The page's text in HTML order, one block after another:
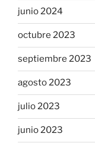
junio 2024
octubre 2023
septiembre 2023
agosto 2023
julio 2023
junio 2023